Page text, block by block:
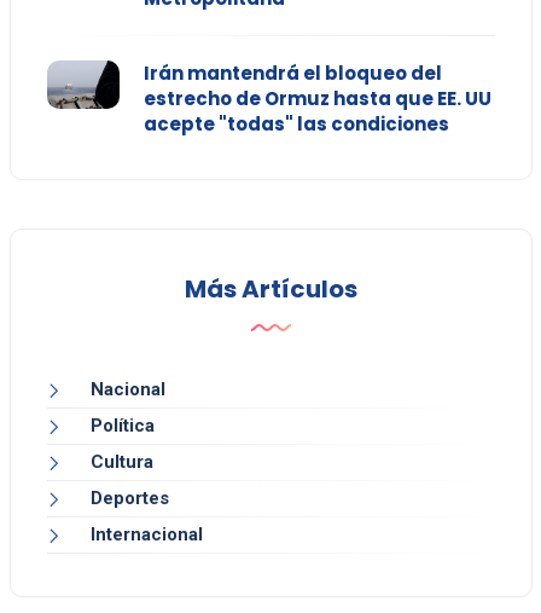
Irán mantendrá el bloqueo del
estrecho de Ormuz hasta que EE. UU
acepte "todas" las condiciones
Más Artículos
Nacional
Política
Cultura
Deportes
Internacional